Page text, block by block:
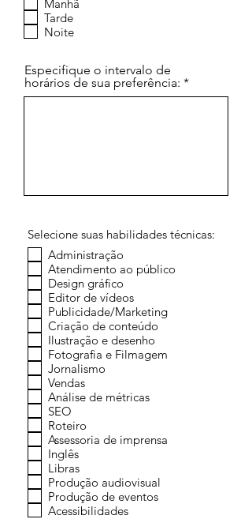
ó
r
i
o
Manhã
Tarde
Noite
Especifique o intervalo de
horários de sua preferência:
Selecione suas habilidades técnicas:
Administração
Atendimento ao público
Design gráfico
Editor de vídeos
Publicidade/Marketing
Criação de conteúdo
Ilustração e desenho
Fotografia e Filmagem
Jornalismo
Vendas
Análise de métricas
SEO
Roteiro
Assessoria de imprensa
Inglês
Libras
Produção audiovisual
Produção de eventos
Acessibilidades